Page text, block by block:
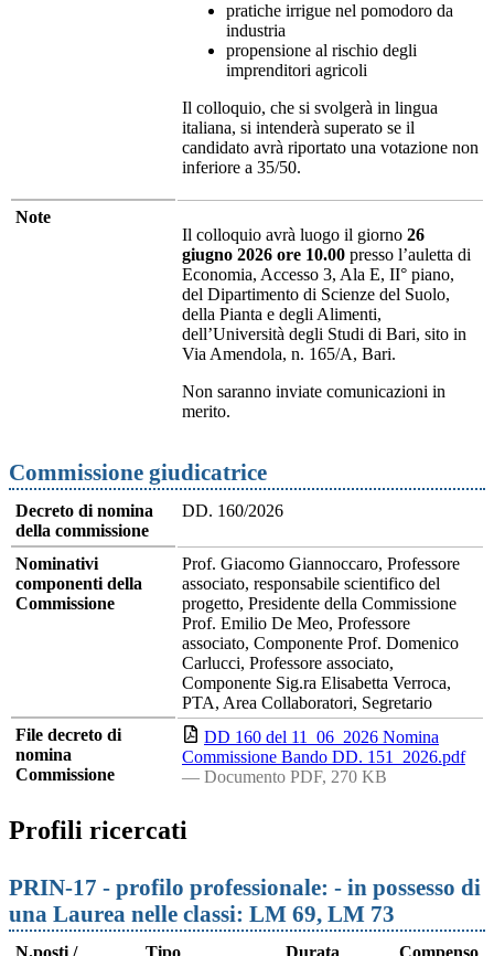
pratiche irrigue nel pomodoro da
industria
propensione al rischio degli
imprenditori agricoli
Il colloquio, che si svolgerà in lingua
italiana, si intenderà superato se il
candidato avrà riportato una votazione non
inferiore a 35/50.
Note
Il colloquio avrà luogo il giorno 26
giugno 2026 ore 10.00 presso l’auletta di
Economia, Accesso 3, Ala E, II° piano,
del Dipartimento di Scienze del Suolo,
della Pianta e degli Alimenti,
dell’Università degli Studi di Bari, sito in
Via Amendola, n. 165/A, Bari.
Non saranno inviate comunicazioni in
merito.
Commissione giudicatrice
Decreto di nomina
della commissione
DD. 160/2026
Nominativi
componenti della
Commissione
Prof. Giacomo Giannoccaro, Professore
associato, responsabile scientifico del
progetto, Presidente della Commissione
Prof. Emilio De Meo, Professore
associato, Componente Prof. Domenico
Carlucci, Professore associato,
Componente Sig.ra Elisabetta Verroca,
PTA, Area Collaboratori, Segretario
File decreto di
nomina
Commissione
DD 160 del 11_06_2026 Nomina
Commissione Bando DD. 151_2026.pdf
— Documento PDF, 270 KB
Profili ricercati
PRIN-17 - profilo professionale: - in possesso di
una Laurea nelle classi: LM 69, LM 73
N.posti / Tipo Durata Compenso